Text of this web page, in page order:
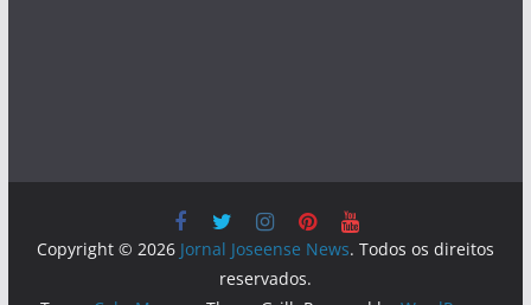
Copyright © 2026 Jornal Joseense News. Todos os direitos
reservados.